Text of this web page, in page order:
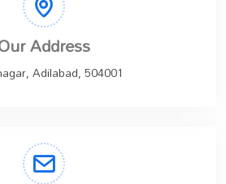
Address
Adilabad, 504001